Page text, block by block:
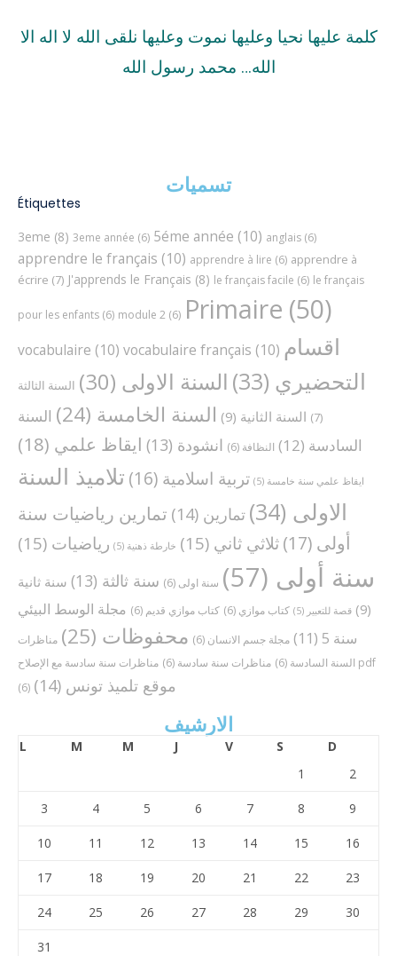
كلمة عليها نحيا وعليها نموت وعليها نلقى الله لا اله الا
الله… محمد رسول الله
تسميات
Étiquettes
3eme (8) 3eme année (6) 5éme année (10) anglais (6)
apprendre le français (10) apprendre à lire (6) apprendre à
écrire (7) J'apprends le Français (8) le français facile (6) le français
pour les enfants (6) module 2 (6) Primaire (50)
vocabulaire (10) vocabulaire français (10) اقسام
التحضيري (33) السنة الاولى (30)
السنة الثالثة
(7)
السنة الثانية (9) السنة الخامسة (24)
السنة
السادسة (12) النظافة (6) انشودة (13) ايقاظ علمي (18)
ايقاظ علمي سنة خامسة (5) تربية اسلامية (16)
تلاميذ السنة
الاولى (34) تمارين (14)
تمارين رياضيات سنة
أولى (17) ثلاثي ثاني (15) خارطة ذهنية (5) رياضيات (15)
سنة أولى (57) سنة اولى (6) سنة ثالثة (13)
سنة ثانية
(9)
قصة للتعبير (5) كتاب موازي (6) كتاب موازي قديم (6)
مجلة الوسط البيئي
سنة 5
(11) مجلة جسم الانسان (6) محفوظات (25)
مناظرات
السنة السادسة (6) مناظرات سنة سادسة (6)
مناظرات سنة سادسة مع الإصلاح pdf
(6)
موقع تلميذ تونس (14)
الارشيف
L M M J V S
D
1
2
3 4 5 6 7 8 9
10 11 12 13 14 15 16
17 18 19 20 21 22 23
24 25 26 27 28 29 30
31